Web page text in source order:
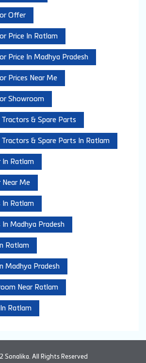
Offer
Price In Ratlam
Price In Madhya Pradesh
Prices Near Me
Showroom
Tractors & Spare Parts
Tractors & Spare Parts In Ratlam
In Ratlam
Near Me
In Ratlam
Madhya Pradesh
Ratlam
Madhya Pradesh
Near Ratlam
Ratlam
Sonalika. All Rights Reserved